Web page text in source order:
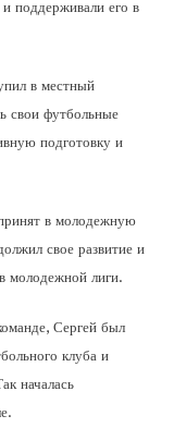
поддерживали его в
в местный
свои футбольные
подготовку и
в молодежную
свое развитие и
молодежной лиги.
Сергей был
клуба и
началась